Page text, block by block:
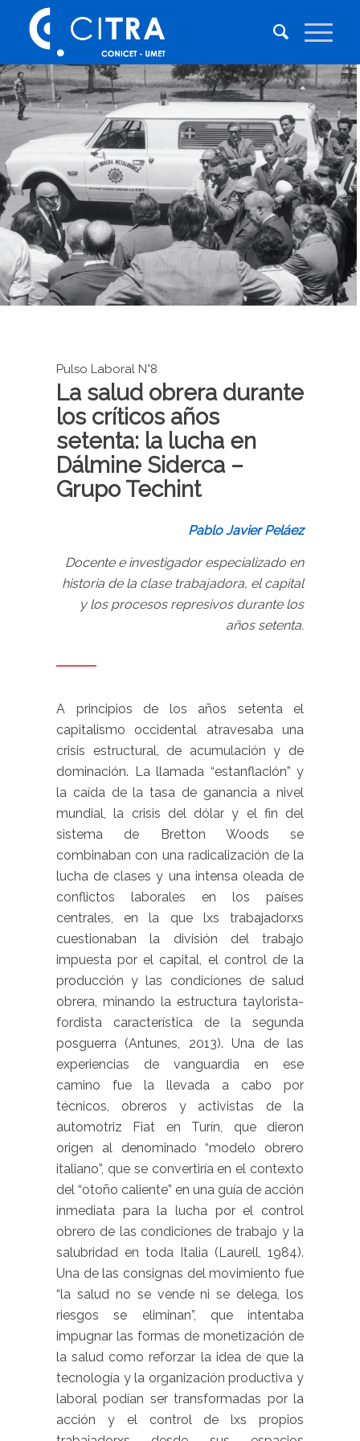
Pulso Laboral N°8
La salud obrera durante
los críticos años
setenta: la lucha en
Dálmine Siderca –
Grupo Techint
Pablo Javier Peláez
Docente e investigador especializado en
historia de la clase trabajadora, el capital
y los procesos represivos durante los
años setenta.
A principios de los años setenta el
capitalismo occidental atravesaba una
crisis estructural, de acumulación y de
dominación. La llamada “estanflación” y
la caída de la tasa de ganancia a nivel
mundial, la crisis del dólar y el fin del
sistema de Bretton Woods se
combinaban con una radicalización de la
lucha de clases y una intensa oleada de
conflictos laborales en los países
centrales, en la que lxs trabajadorxs
cuestionaban la división del trabajo
impuesta por el capital, el control de la
producción y las condiciones de salud
obrera, minando la estructura taylorista-
fordista característica de la segunda
posguerra (Antunes, 2013). Una de las
experiencias de vanguardia en ese
camino fue la llevada a cabo por
técnicos, obreros y activistas de la
automotriz Fiat en Turín, que dieron
origen al denominado “modelo obrero
italiano”, que se convertiría en el contexto
del “otoño caliente” en una guía de acción
inmediata para la lucha por el control
obrero de las condiciones de trabajo y la
salubridad en toda Italia (Laurell, 1984).
Una de las consignas del movimiento fue
“la salud no se vende ni se delega, los
riesgos se eliminan”, que intentaba
impugnar las formas de monetización de
la salud como reforzar la idea de que la
tecnología y la organización productiva y
laboral podían ser transformadas por la
acción y el control de lxs propios